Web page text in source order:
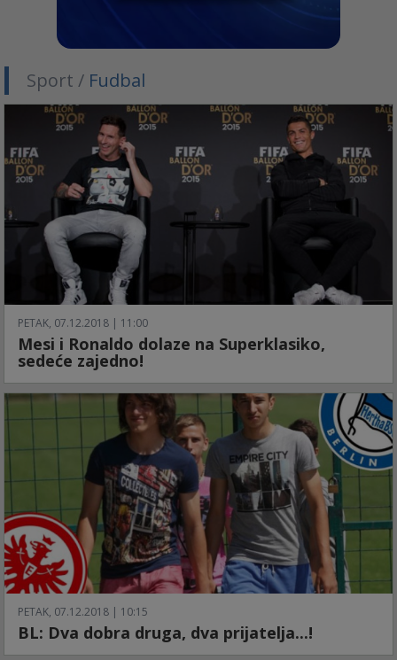
Sport / Fudbal
PETAK, 07.12.2018 | 11:00
Mesi i Ronaldo dolaze na Superklasiko,
sedeće zajedno!
PETAK, 07.12.2018 | 10:15
BL: Dva dobra druga, dva prijatelja...!